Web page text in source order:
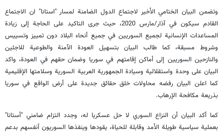
وتضمن البيان الختامي الأخير لاجتماع الدول الضامنة لمسار "استانا" ان الاجتماع
القادم سيكون في آذار/مارس 2020، حيث جرى التاكيد على الحاجة إلى زيادة
المساعدات الإنسانية لجميع السوريين في جميع أنحاء البلاد دون تمييز وتسييس
وشروط مسبقة، كما طالب البيان بتسهيل العودة الآمنة والطوعية للاجئين
والنازحين السوريين إلى أماكن إقامتهم في سوريا وضمان حقهم في العودة، واكد
البيان على وحدة واستقلالية وسيادة الجمهورية العربية السورية وسلامتها الإقليمية
كما اعلن البيان رفضه محاولات خلق حقائق جديدة على أرض الواقع في سوريا
بذريعة مكافحة الإرهاب.
كما أكد البيان أن النزاع السوري لا حل عسكريا له، وجدد التزام ضامني "أستانا"
بعملية سياسية طويلة الأمد وقابلة للحياة، يقودها وينفذها السوريون أنفسهم بدعم